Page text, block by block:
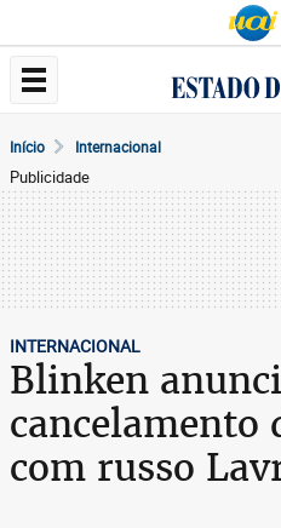
Início Internacional
Publicidade
INTERNACIONAL
Blinken
cancelamento
com russo